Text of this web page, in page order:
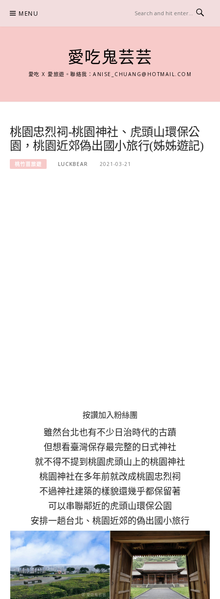
content
MENU
愛吃鬼芸芸
愛吃 X 愛旅遊。聯絡我：ANISE_CHUANG@HOTMAIL.COM
桃園忠烈祠-桃園神社、虎頭山環保公
園，桃園近郊偽出國小旅行(姊姊遊記)
桃竹苗旅遊 LUCKBEAR 2021-03-21
按讚加入粉絲團
雖然台北也有不少日治時代的古蹟
但想看臺灣保存最完整的日式神社
就不得不提到桃園虎頭山上的桃園神社
桃園神社在多年前就改成桃園忠烈祠
不過神社建築的樣貌還幾乎都保留著
可以串聯鄰近的虎頭山環保公園
安排一趟台北、桃園近郊的偽出國小旅行